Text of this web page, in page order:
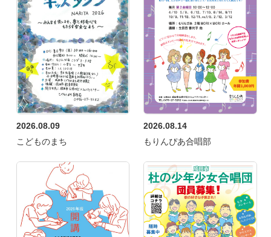
こどものまち
2026.08.09
もりんぴあ合唱部
2026.08.14